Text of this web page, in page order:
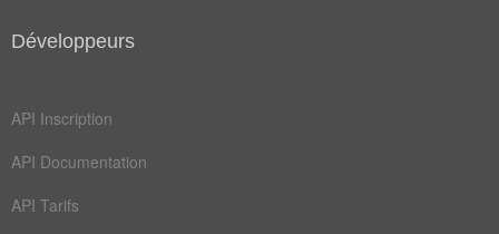
Développeurs
API Inscription
API Documentation
API Tarifs